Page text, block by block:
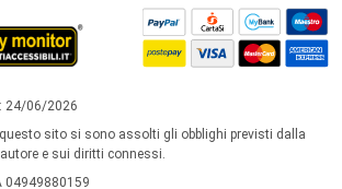
24/06/2026
questo sito si sono assolti gli obblighi previsti dalla
e sui diritti connessi.
04949880159